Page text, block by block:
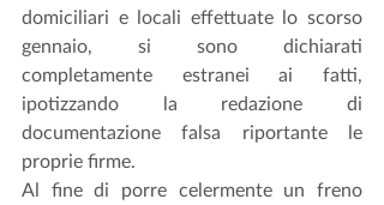
domiciliari e locali effettuate lo scorso
gennaio, si sono dichiarati
completamente estranei ai fatti,
ipotizzando la redazione di
documentazione falsa riportante le
proprie firme.
Al fine di porre celermente un freno